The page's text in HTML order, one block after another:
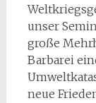
unser
große
Barbarei
neue